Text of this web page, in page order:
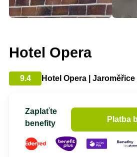
Hotel Opera
9.4 Hotel Opera |
Zaplaťte
benefity
Platba